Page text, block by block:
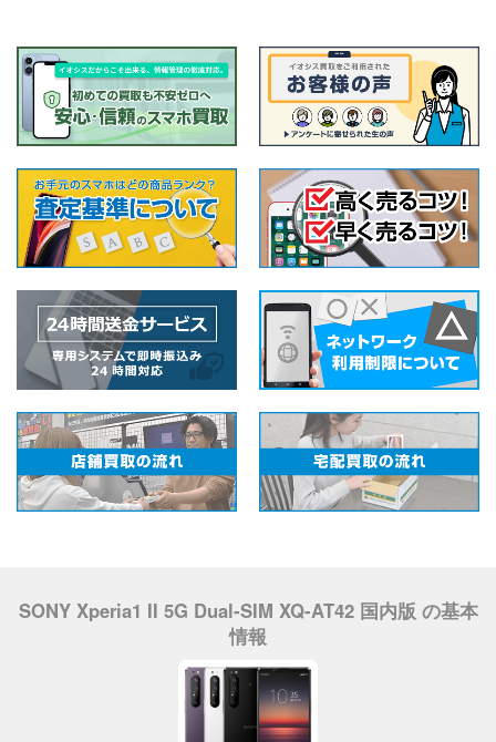
SONY Xperia1 II 5G Dual-SIM XQ-AT42 国内版 の基本
情報